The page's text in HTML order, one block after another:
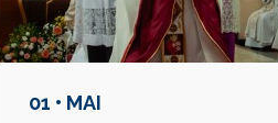
01 • MAI